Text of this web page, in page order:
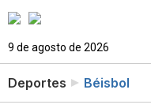
9 de agosto de 2026
Deportes Béisbol